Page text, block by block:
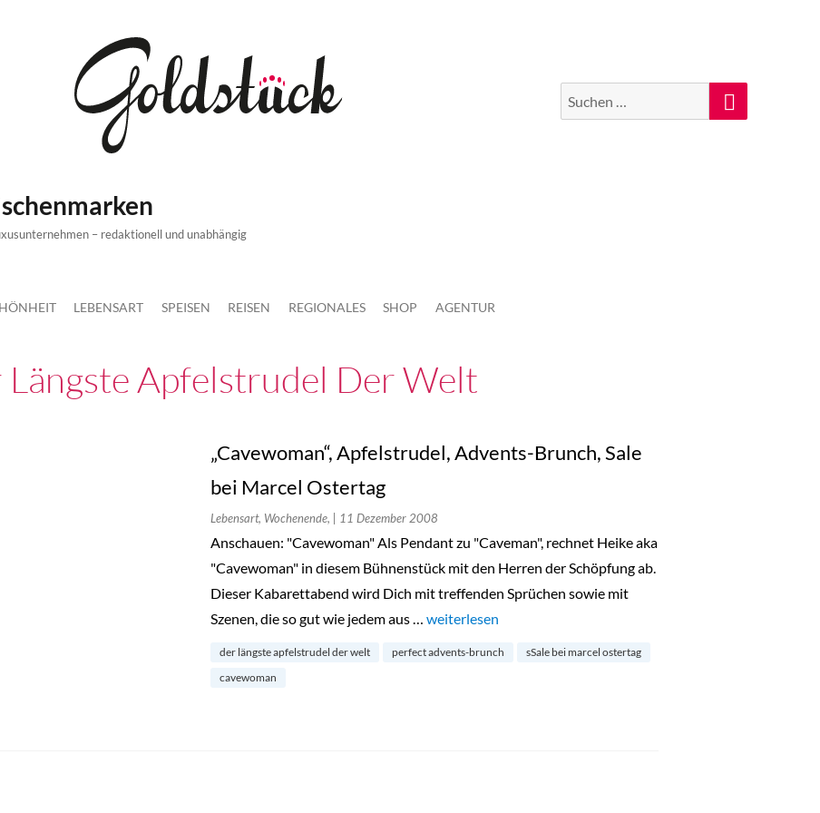
Suche
nach:
Suchen
– redaktionell und unabhängig
LEBENSART SPEISEN REISEN REGIONALES SHOP AGENTUR
Längste Apfelstrudel Der Welt
„Cavewoman“, Apfelstrudel, Advents-Brunch, Sale
bei Marcel Ostertag
Lebensart, Wochenende, | 11 Dezember 2008
Anschauen: "Cavewoman" Als Pendant zu "Caveman", rechnet Heike aka
"Cavewoman" in diesem Bühnenstück mit den Herren der Schöpfung ab.
Dieser Kabarettabend wird Dich mit treffenden Sprüchen sowie mit
Szenen, die so gut wie jedem aus … „„Cavewoman“, Apfelstrudel, Advents-Brunch, Sale bei Marcel
weiterlesen
der längste apfelstrudel der welt perfect advents-brunch
sSale bei marcel ostertag
cavewoman